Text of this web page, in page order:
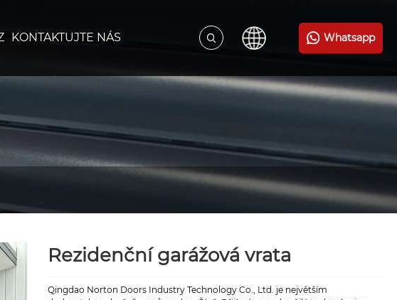
KONTAKTUJTE NÁS Whatsapp
Rezidenční garážová vrata
Qingdao Norton Doors Industry Technology Co., Ltd. je největším